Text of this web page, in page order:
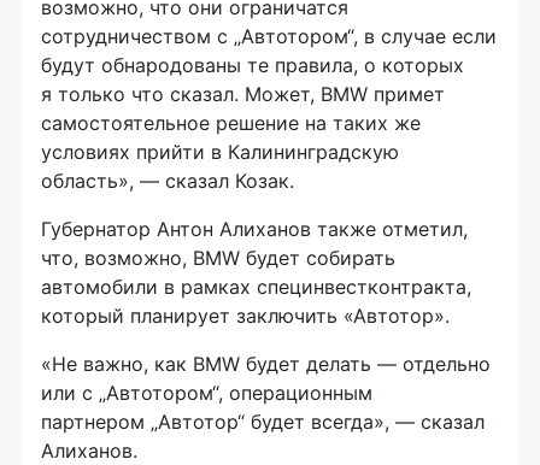
возможно, что они ограничатся
сотрудничеством с „Автотором“, в случае если
будут обнародованы те правила, о которых
я только что сказал. Может, BMW примет
самостоятельное решение на таких же
условиях прийти в Калининградскую
область», — сказал Козак.
Губернатор Антон Алиханов также отметил,
что, возможно, BMW будет собирать
автомобили в рамках специнвестконтракта,
который планирует заключить «Автотор».
«Не важно, как BMW будет делать — отдельно
или с „Автотором“, операционным
партнером „Автотор“ будет всегда», — сказал
Алиханов.